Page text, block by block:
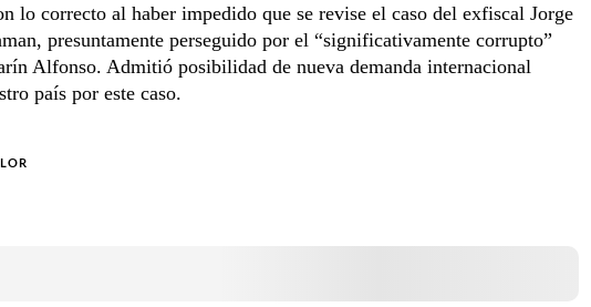
lo correcto al haber impedido que se revise el caso del exfiscal Jorge
presuntamente perseguido por el “significativamente corrupto”
Alfonso. Admitió posibilidad de nueva demanda internacional
país por este caso.